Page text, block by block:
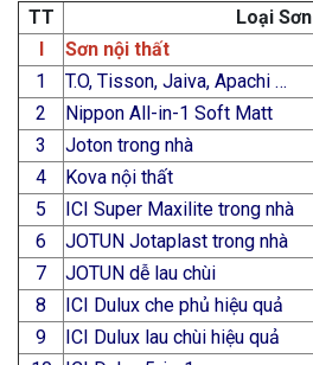
TT
Loại Sơn
Sơn nội thất
1
T.O, Tisson, Jaiva, Apachi …
2
Nippon All-in-1 Soft Matt
3
Joton trong nhà
4
Kova nội thất
5
ICI Super Maxilite trong nhà
6
JOTUN Jotaplast trong nhà
7
JOTUN dễ lau chùi
8
ICI Dulux che phủ hiệu quả
9
ICI Dulux lau chùi hiệu quả